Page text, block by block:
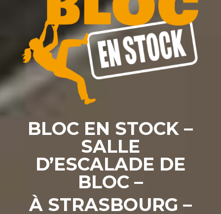
BLOC EN STOCK –
SALLE
D’ESCALADE DE
BLOC –
À STRASBOURG –